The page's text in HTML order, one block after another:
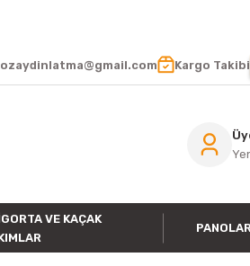
Kargo Takibi
VE KAÇAK